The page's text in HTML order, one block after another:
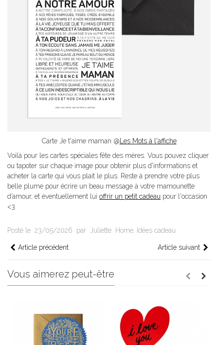
Carte Je t'aime maman @Les Mots à l'affiche
Voilà pour les cartes spéciales fête des mères. Vous pouvez cliquer
ou tapoter sur chaque image pour obtenir plus d'informations et
acheter la carte qui vous plait le plus. Reste à prendre votre plus
belle plume pour écrire un beau message à votre mamounette
d’amour, et éventuellement lui offrir un petit cadeau pour l'occasion
<3
Posté le 23/05/2026 par Juliette Home, Idées cadeau
Article précédent Article suivant
Vous aimerez peut-être